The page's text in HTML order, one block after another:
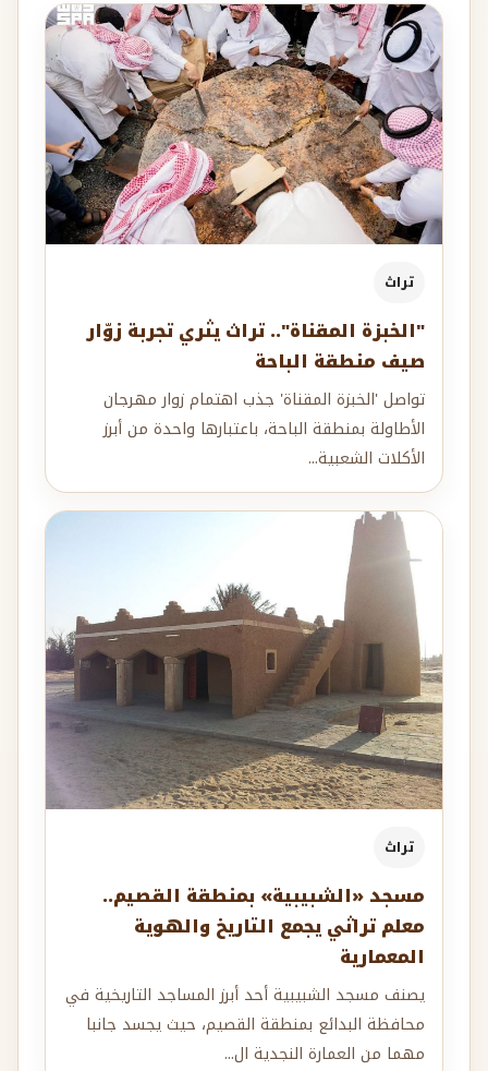
تراث
"الخبزة المقناة".. تراث يثري تجربة زوّار
صيف منطقة الباحة
تواصل 'الخبزة المقناة' جذب اهتمام زوار مهرجان
الأطاولة بمنطقة الباحة، باعتبارها واحدة من أبرز
الأكلات الشعبية...
تراث
مسجد «الشبيبية» بمنطقة القصيم..
معلم تراثي يجمع التاريخ والهوية
المعمارية
يصنف مسجد الشبيبية أحد أبرز المساجد التاريخية في
محافظة البدائع بمنطقة القصيم، حيث يجسد جانبا
مهما من العمارة النجدية ال...